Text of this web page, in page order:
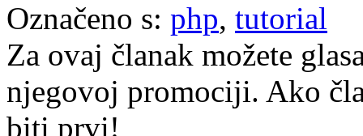
Označeno s: php, tutorial
Za ovaj članak možete
njegovoj promociji. Ako
biti prvi!